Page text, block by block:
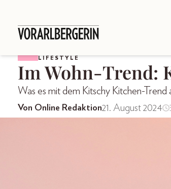
LIFESTYLE
Im Wohn-Trend:
Was es mit dem Kitschy Kitchen-Trend
Von Online Redaktion21. August 2024